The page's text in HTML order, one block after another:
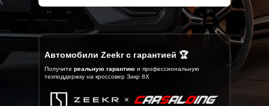
Получите реальную гарантию и профессиональную
техподдержку на кроссовер Зикр 8Х
Автомобили Zeekr с гарантией 🏆